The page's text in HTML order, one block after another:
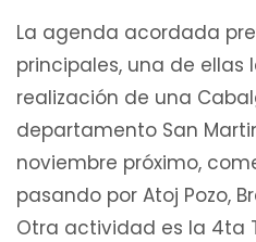
La agenda acordada
principales, una de ellas
realización de una
departamento San
noviembre próximo,
pasando por Atoj Pozo,
Otra actividad es la 4ta